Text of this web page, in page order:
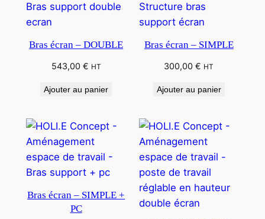
Bras écran – DOUBLE
543,00 € HT
Ajouter au panier
Bras écran – SIMPLE
300,00€ HT
Ajouter au panier
Bras écran – SIMPLE +
PC